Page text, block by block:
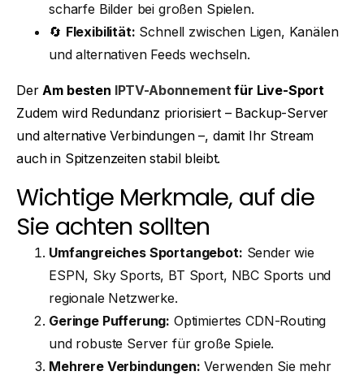
scharfe Bilder bei großen Spielen.
🔄 Flexibilität: Schnell zwischen Ligen, Kanälen
und alternativen Feeds wechseln.
DerAm besten IPTV-Abonnementfür Live-Sport
Zudem wird Redundanz priorisiert – Backup-Server
und alternative Verbindungen –, damit Ihr Stream
auch in Spitzenzeiten stabil bleibt.
Wichtige Merkmale, auf die
Sie achten sollten
Umfangreiches Sportangebot: Sender wie
ESPN, Sky Sports, BT Sport, NBC Sports und
regionale Netzwerke.
Geringe Pufferung: Optimiertes CDN-Routing
und robuste Server für große Spiele.
Mehrere Verbindungen: Verwenden Sie mehr